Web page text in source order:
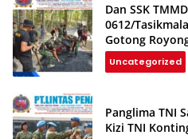
Dan SSK
0612/
Gotong
Rakyat
Uncategorized
Panglima TNI
Kizi TNI